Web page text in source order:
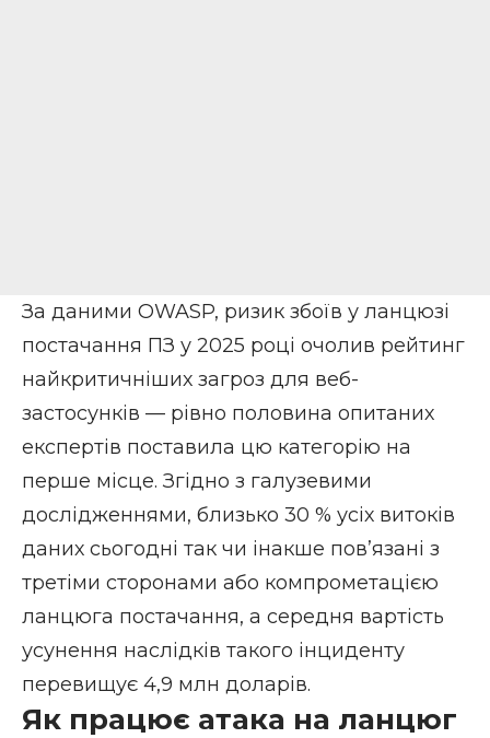
За даними OWASP, ризик збоїв у ланцюзі
постачання ПЗ у 2025 році очолив рейтинг
найкритичніших загроз для веб-
застосунків — рівно половина опитаних
експертів поставила цю категорію на
перше місце. Згідно з галузевими
дослідженнями, близько 30 % усіх витоків
даних сьогодні так чи інакше пов’язані з
третіми сторонами або компрометацією
ланцюга постачання, а середня вартість
усунення наслідків такого інциденту
перевищує 4,9 млн доларів.
Як працює атака на ланцюг